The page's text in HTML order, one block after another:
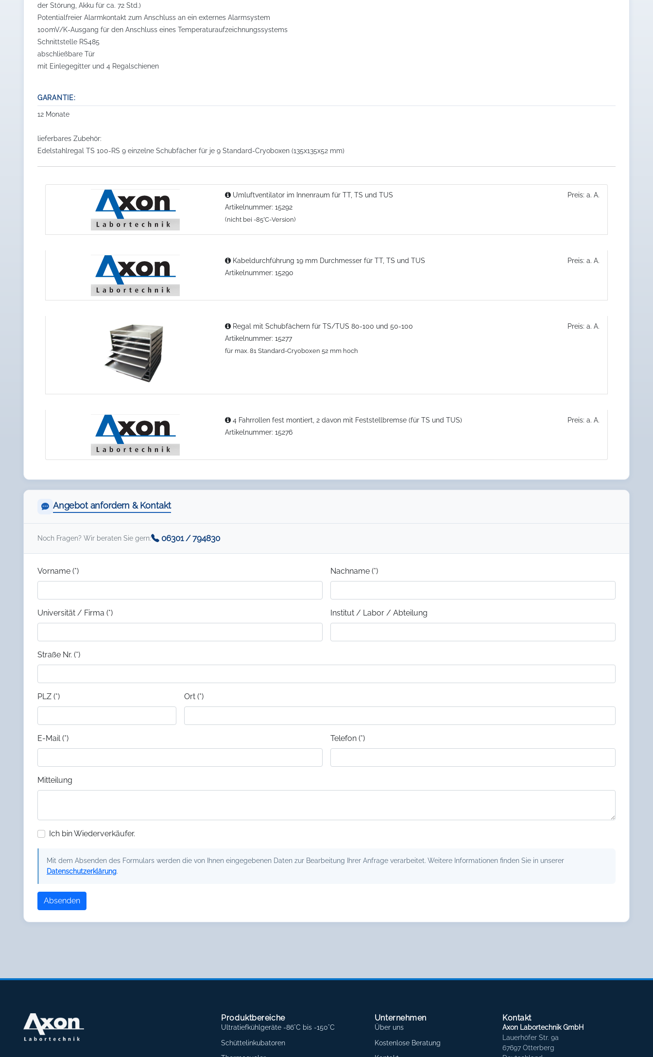
der Störung, Akku für ca. 72 Std.)
Potentialfreier Alarmkontakt zum Anschluss an ein externes Alarmsystem
100mV/K-Ausgang für den Anschluss eines Temperaturaufzeichnungssystems
Schnittstelle RS485
abschließbare Tür
mit Einlegegitter und 4 Regalschienen
GARANTIE:
12 Monate
lieferbares Zubehör:
Edelstahlregal TS 100-RS 9 einzelne Schubfächer für je 9 Standard-Cryoboxen (135x135x52 mm)
Umluftventilator im Innenraum für TT, TS und TUS
Artikelnummer: 15292
(nicht bei -85°C-Version)
Preis: a. A.
Kabeldurchführung 19 mm Durchmesser für TT, TS und TUS
Artikelnummer: 15290
Preis: a. A.
Regal mit Schubfächern für TS/TUS 80-100 und 50-100
Artikelnummer: 15277
für max. 81 Standard-Cryoboxen 52 mm hoch
Preis: a. A.
4 Fahrrollen fest montiert, 2 davon mit Feststellbremse (für TS und TUS)
Artikelnummer: 15276
Preis: a. A.
Angebot anfordern & Kontakt
Noch Fragen? Wir beraten Sie gern: 06301 / 794830
Vorname (*) Nachname (*)
Universität / Firma (*) Institut / Labor / Abteilung
Straße Nr. (*)
PLZ (*) Ort (*)
E-Mail (*) Telefon (*)
Mitteilung
Ich bin Wiederverkäufer.
Mit dem Absenden des Formulars werden die von Ihnen eingegebenen Daten zur Bearbeitung Ihrer Anfrage verarbeitet. Weitere Informationen finden Sie in unserer
Datenschutzerklärung.
Absenden
Produktbereiche
Ultratiefkühlgeräte -86°C bis -150°C
Schüttelinkubatoren
Unternehmen
Über uns
Kostenlose Beratung
Kontakt
Axon Labortechnik GmbH
Lauerhöfer Str. 9a
67697 Otterberg